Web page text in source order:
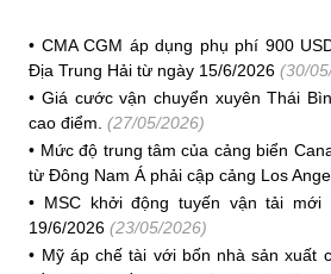
• CMA CGM áp dụng phụ phí 900
Địa Trung Hải từ ngày 15/6/2026 (30/
•Giá cước vận chuyển xuyên Thái
cao điểm. (27/05/2026)
• Mức độ trung tâm của cảng biển
từ Đông Nam Á phải cập cảng Los
• MSC khởi động tuyến vận tải mới
19/6/2026 (23/05/2026)
• Mỹ áp chế tài với bốn nhà sản xuất